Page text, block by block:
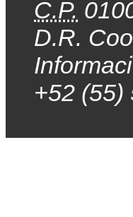
C.P.
D.R.
+52 (55)